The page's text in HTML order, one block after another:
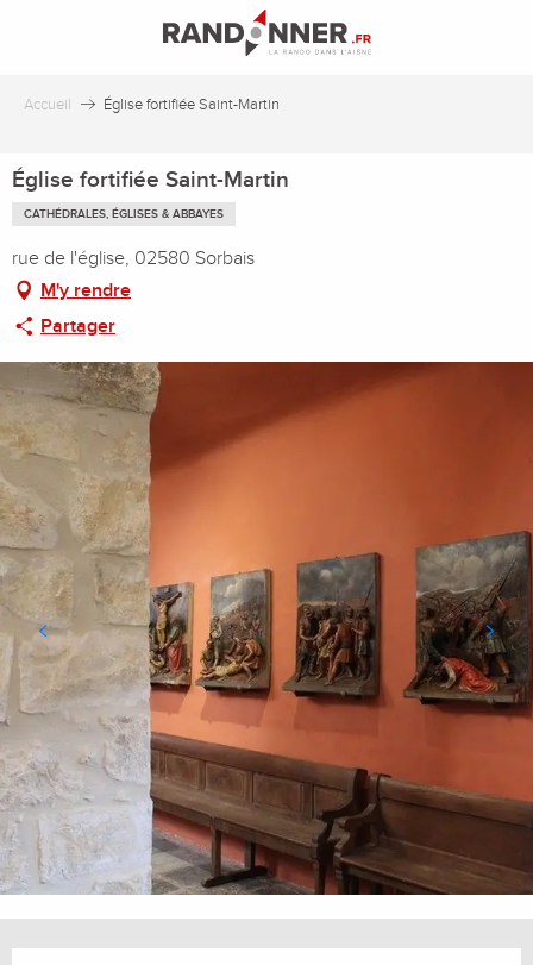
principal
Accueil Église fortifiée Saint-Martin
Église fortifiée Saint-Martin
CATHÉDRALES, ÉGLISES & ABBAYES
rue de l'église, 02580 Sorbais
M'y rendre
Partager